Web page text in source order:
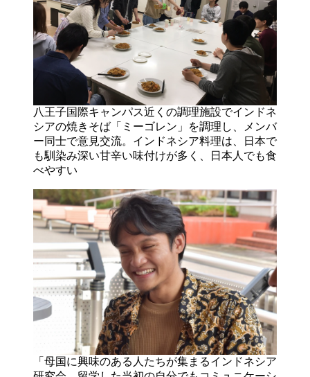
八王子国際キャンパス近くの調理施設でインドネ
シアの焼きそば「ミーゴレン」を調理し、メンバ
ー同士で意見交流。インドネシア料理は、日本で
も馴染み深い甘辛い味付けが多く、日本人でも食
べやすい
「母国に興味のある人たちが集まるインドネシア